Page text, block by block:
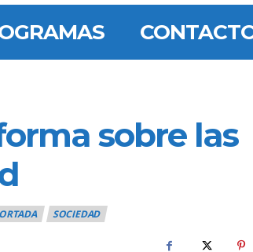
sobre las
SOCIEDAD